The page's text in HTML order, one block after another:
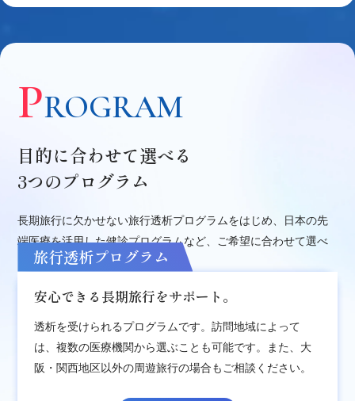
PROGRAM
目的に合わせて選べる
3つのプログラム
長期旅行に欠かせない旅行透析プログラムをはじめ、日本の先
端医療を活用した健診プログラムなど、ご希望に合わせて選べ
るプログラムをご用意しています。
旅行透析プログラム
安心できる長期旅行をサポート。
透析を受けられるプログラムです。訪問地域によって
は、複数の医療機関から選ぶことも可能です。また、大
阪・関西地区以外の周遊旅行の場合もご相談ください。